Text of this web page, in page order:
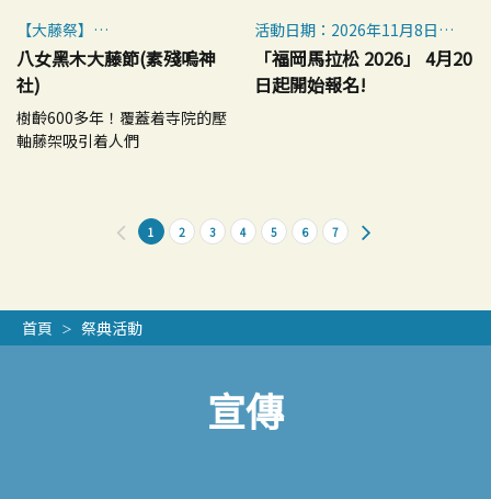
【大藤祭】
2026年4月10日（五）～4月
26日（日）
八女黑木大藤節(素殘嗚神
社)
樹齡600多年！覆蓋着寺院的壓
軸藤架吸引着人們
活動日期：2026年11月8日
（星期日）
「福岡馬拉松 2026」 4月20
日起開始報名!
1 2 3 4 5 6 7
首頁 祭典活動
宣傳